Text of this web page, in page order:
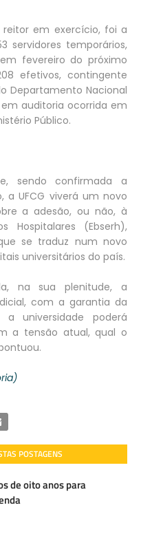
em exercício, foi a
servidores temporários,
fevereiro do próximo
efetivos, contingente
Departamento Nacional
em auditoria ocorrida em
Público.
sendo confirmada a
a UFCG viverá um novo
a adesão, ou não, à
Hospitalares (Ebserh),
se traduz num novo
universitários do país.
na sua plenitude, a
com a garantia da
a universidade poderá
a tensão atual, qual o
POSTAGENS
de oito anos para